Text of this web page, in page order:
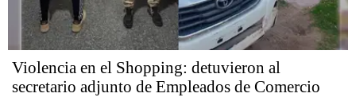
Violencia en el Shopping: detuvieron al
secretario adjunto de Empleados de Comercio